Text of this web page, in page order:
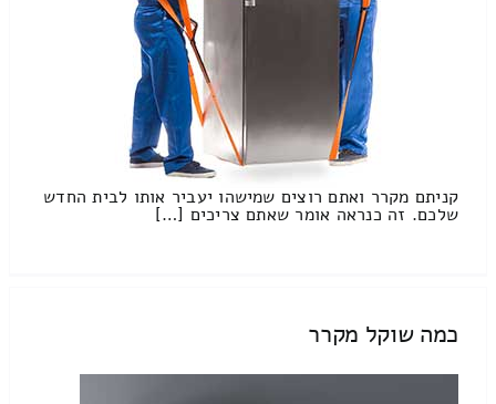
קניתם מקרר ואתם רוצים שמישהו יעביר אותו לבית החדש
שלכם. זה כנראה אומר שאתם צריכים […]
כמה שוקל מקרר